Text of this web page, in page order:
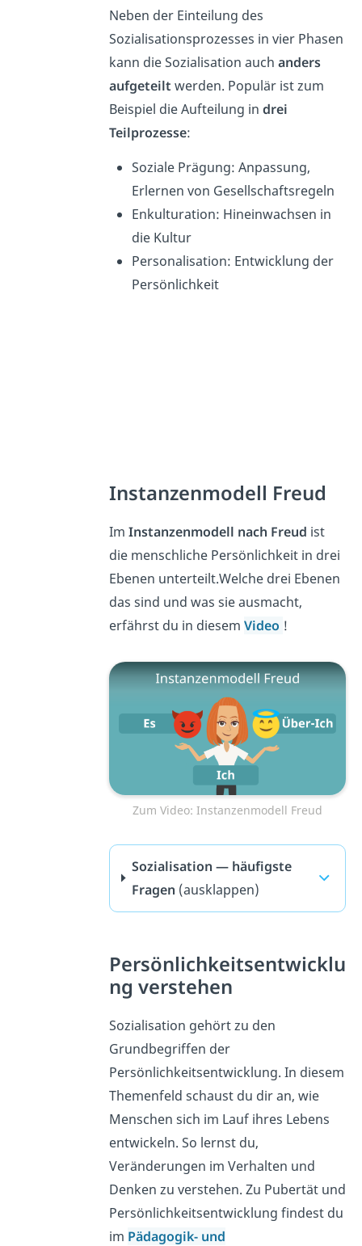
Neben der Einteilung des
Sozialisationsprozesses in vier Phasen
kann die Sozialisation auch anders
aufgeteilt werden. Populär ist zum
Beispiel die Aufteilung in drei
Teilprozesse:
Soziale Prägung: Anpassung,
Erlernen von Gesellschaftsregeln
Enkulturation: Hineinwachsen in
die Kultur
Personalisation: Entwicklung der
Persönlichkeit
Instanzenmodell Freud
Im Instanzenmodell nach Freud ist
die menschliche Persönlichkeit in drei
Ebenen unterteilt.Welche drei Ebenen
das sind und was sie ausmacht,
erfährst du in diesem Video !
Zum Video: Instanzenmodell Freud
Sozialisation — häufigste
Fragen (ausklappen)
Persönlichkeitsentwicklu
ng verstehen
Sozialisation gehört zu den
Grundbegriffen der
Persönlichkeitsentwicklung. In diesem
Themenfeld schaust du dir an, wie
Menschen sich im Lauf ihres Lebens
entwickeln. So lernst du,
Veränderungen im Verhalten und
Denken zu verstehen. Zu Pubertät und
Persönlichkeitsentwicklung findest du
im Pädagogik- und